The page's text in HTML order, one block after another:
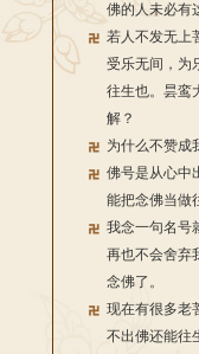
佛的人未必有
若人不发无上
受乐无间，为
往生也。昙鸾
解？
为什么不赞成
佛号是从心中
能把念佛当做
我念一句名号
再也不会舍弃
念佛了。
现在有很多老
不出佛还能往